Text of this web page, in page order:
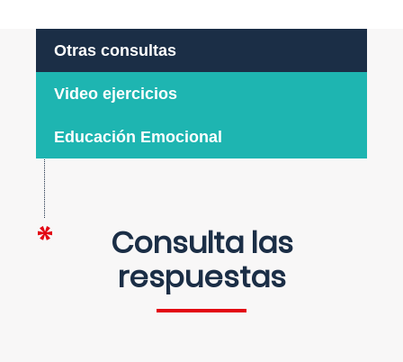
Otras consultas
Video ejercicios
Educación Emocional
Consulta las
respuestas